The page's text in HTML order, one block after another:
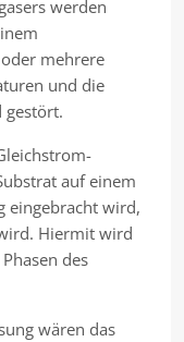
werden
mehrere
und die
gestört.
auf einem
eingebracht wird,
Hiermit wird
des
wären das